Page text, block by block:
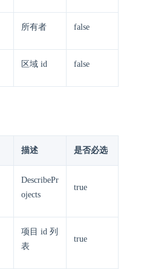
所有者 false
区域 id false
描述 是否必选
DescribePr
ojects
true
项目 id 列
表
true